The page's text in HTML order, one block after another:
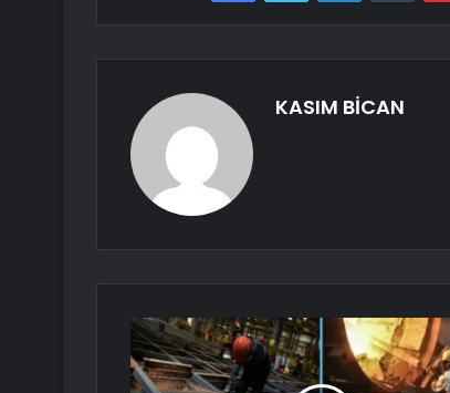
KASIM BİCAN